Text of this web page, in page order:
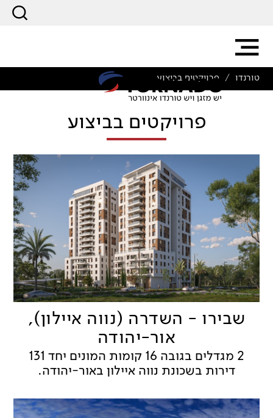
טורנדו / פרויקטים בביצוע
פרויקטים בביצוע
שבירו - השדרה (נווה איילון),
אור-יהודה
2 מגדלים בגובה 16 קומות המונים יחד 131
דירות בשכונת נווה איילון באור-יהודה.